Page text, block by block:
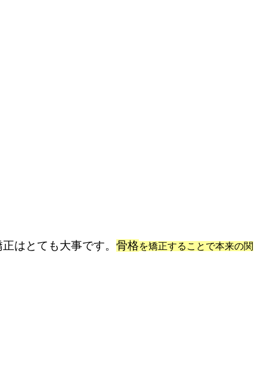
はとても大事です。 骨格を矯正することで本来の関